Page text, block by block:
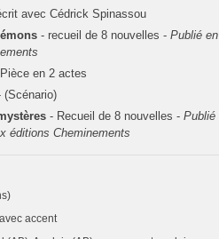
avec Cédrick Spinassou
- recueil de 8 nouvelles -Publié en
en 2 actes
(Scénario)
- Recueil de 8 nouvelles -Publié
éditions Cheminements
accent